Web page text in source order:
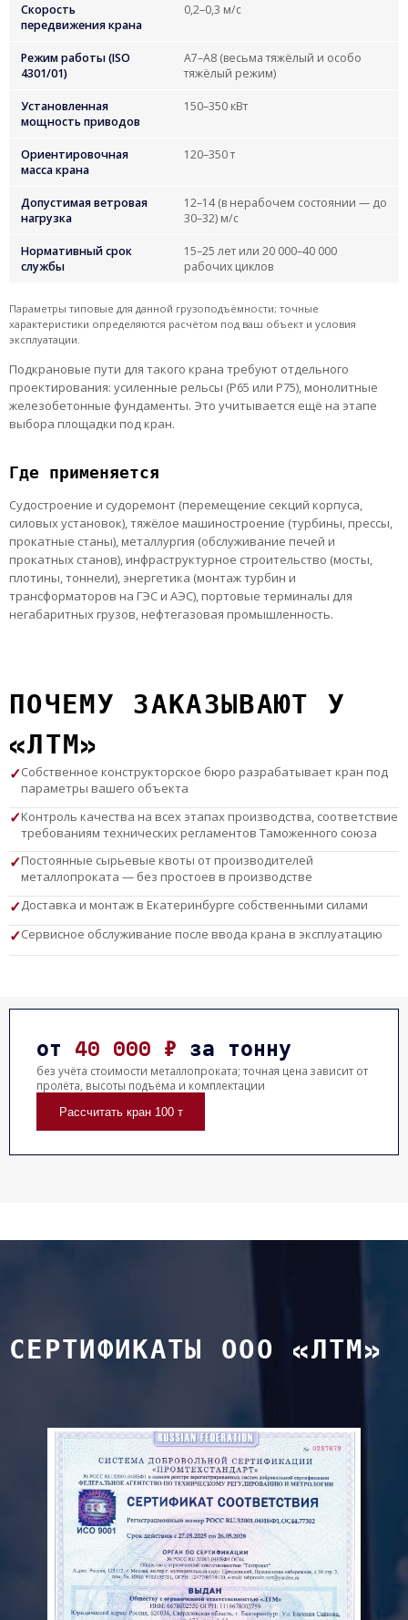
Скорость
передвижения крана
0,2–0,3 м/с
Режим работы (ISO
4301/01)
А7–А8 (весьма тяжёлый и особо
тяжёлый режим)
Установленная
мощность приводов
150–350 кВт
Ориентировочная
масса крана
120–350 т
Допустимая ветровая
нагрузка
12–14 (в нерабочем состоянии — до
30–32) м/с
Нормативный срок
службы
15–25 лет или 20 000–40 000
рабочих циклов
Параметры типовые для данной грузоподъёмности; точные
характеристики определяются расчётом под ваш объект и условия
эксплуатации.
Подкрановые пути для такого крана требуют отдельного
проектирования: усиленные рельсы (Р65 или Р75), монолитные
железобетонные фундаменты. Это учитывается ещё на этапе
выбора площадки под кран.
Где применяется
Судостроение и судоремонт (перемещение секций корпуса,
силовых установок), тяжёлое машиностроение (турбины, прессы,
прокатные станы), металлургия (обслуживание печей и
прокатных станов), инфраструктурное строительство (мосты,
плотины, тоннели), энергетика (монтаж турбин и
трансформаторов на ГЭС и АЭС), портовые терминалы для
негабаритных грузов, нефтегазовая промышленность.
ПОЧЕМУ ЗАКАЗЫВАЮТ У
«ЛТМ»
Собственное конструкторское бюро разрабатывает кран под
параметры вашего объекта
Контроль качества на всех этапах производства, соответствие
требованиям технических регламентов Таможенного союза
Постоянные сырьевые квоты от производителей
металлопроката — без простоев в производстве
Доставка и монтаж в Екатеринбурге собственными силами
Сервисное обслуживание после ввода крана в эксплуатацию
от 40 000 ₽ за тонну
без учёта стоимости металлопроката; точная цена зависит от
пролёта, высоты подъёма и комплектации
Рассчитать кран 100 т
СЕРТИФИКАТЫ ООО «ЛТМ»